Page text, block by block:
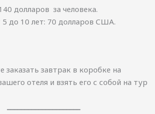
долларов за человека.
5 до 10 лет: 70 долларов США.
заказать завтрак в коробке на
отеля и взять его с собой на тур